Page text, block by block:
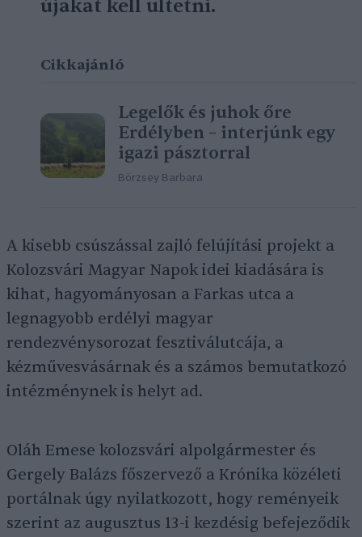
újakat kell ültetni.
Cikkajánló
Legelők és juhok őre
Erdélyben – interjúnk egy
igazi pásztorral
Börzsey Barbara
A kisebb csúszással zajló felújítási projekt a
Kolozsvári Magyar Napok idei kiadására is
kihat, hagyományosan a Farkas utca a
legnagyobb erdélyi magyar
rendezvénysorozat fesztiválutcája, a
kézművesvásárnak és a számos bemutatkozó
intézménynek is helyt ad.
Oláh Emese kolozsvári alpolgármester és
Gergely Balázs főszervező a Krónika közéleti
portálnak úgy nyilatkozott, hogy reményeik
szerint az augusztus 13-i kezdésig befejeződik